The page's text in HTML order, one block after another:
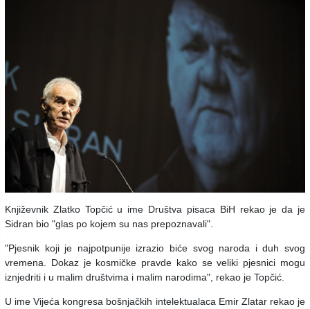
Književnik Zlatko Topčić u ime Društva pisaca BiH rekao je da je
Sidran bio "glas po kojem su nas prepoznavali".
"Pjesnik koji je najpotpunije izrazio biće svog naroda i duh svog
vremena. Dokaz je kosmičke pravde kako se veliki pjesnici mogu
iznjedriti i u malim društvima i malim narodima", rekao je Topčić.
U ime Vijeća kongresa bošnjačkih intelektualaca Emir Zlatar rekao je